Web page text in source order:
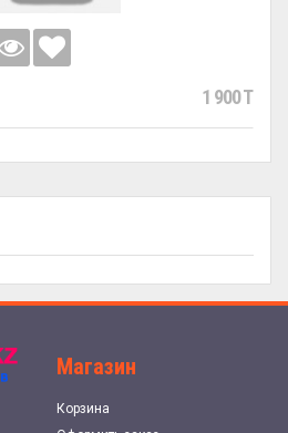
1 900 T
Магазин
Корзина